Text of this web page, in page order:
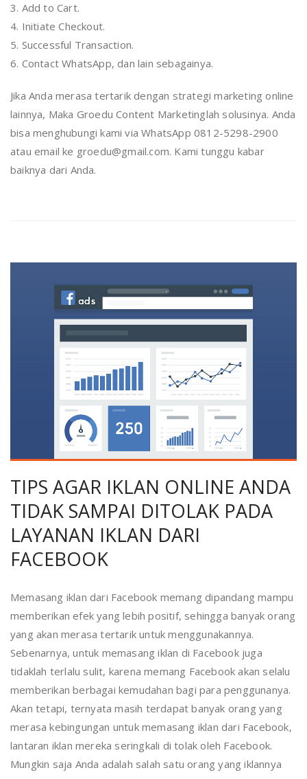
3. Add to Cart.
4. Initiate Checkout.
5. Successful Transaction.
6. Contact WhatsApp, dan lain sebagainya.
Jika Anda merasa tertarik dengan strategi marketing online
lainnya, Maka Groedu Content Marketinglah solusinya. Anda
bisa menghubungi kami via WhatsApp 0812-5298-2900
atau email ke groedu@gmail.com. Kami tunggu kabar
baiknya dari Anda.
TIPS AGAR IKLAN ONLINE ANDA
TIDAK SAMPAI DITOLAK PADA
LAYANAN IKLAN DARI
FACEBOOK
Memasang iklan dari Facebook memang dipandang mampu
memberikan efek yang lebih positif, sehingga banyak orang
yang akan merasa tertarik untuk menggunakannya.
Sebenarnya, untuk memasang iklan di Facebook juga
tidaklah terlalu sulit, karena memang Facebook akan selalu
memberikan berbagai kemudahan bagi para penggunanya.
Akan tetapi, ternyata masih terdapat banyak orang yang
merasa kebingungan untuk memasang iklan dari Facebook,
lantaran iklan mereka seringkali di tolak oleh Facebook.
Mungkin saja Anda adalah salah satu orang yang iklannya